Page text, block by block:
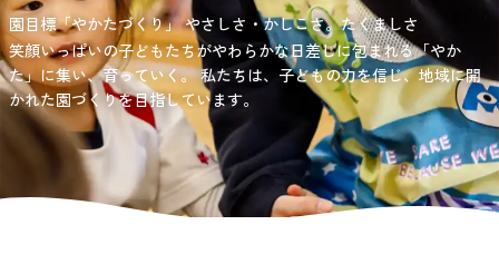
負担の少ない介護、ふれあいを大切にする介護、笑顔が溢れている
介護を目指して。
愛知・岐阜・長野の3県下で38施設・151事業所の介護関連事業所を運
営する社会福祉法人サン・ビジョンでは、今後ますます高まる介護
ニーズに幅広く対応していきます。
園目標「やかたづくり」やさしさ・かしこさ。たくましさ
笑顔いっぱいの子どもたちがやわらかな日差しに包まれる「やか
た」に集い、育っていく。私たちは、子どもの力を信じ、地域に開
かれた園づくりを目指しています。
サンサン・スクール東山公園では、小学生の児童が放課後安心して
過ごせる環境を提供するとともに、宿題・クラブ活動(英語・習字・
選択)などの学習面にも力を入れて行っている学童保育所です。
通所介護
居宅介護支援
お問い合わせ先
03-6411-5781
担当：宮澤